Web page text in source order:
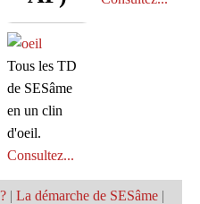
Tous les TD
de SESâme
en un clin
d'oeil.
Consultez...
| La démarche de SESâme |